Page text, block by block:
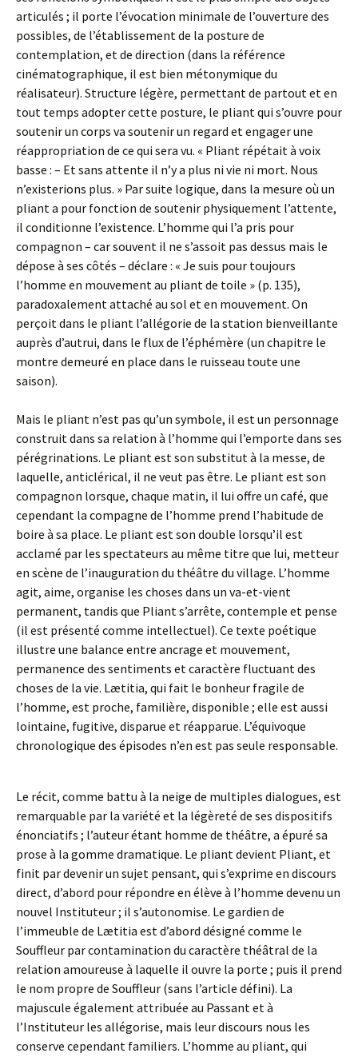
articulés ; il porte l’évocation minimale de l’ouverture des
possibles, de l’établissement de la posture de
contemplation, et de direction (dans la référence
cinématographique, il est bien métonymique du
réalisateur). Structure légère, permettant de partout et en
tout temps adopter cette posture, le pliant qui s’ouvre pour
soutenir un corps va soutenir un regard et engager une
réappropriation de ce qui sera vu. « Pliant répétait à voix
basse : – Et sans attente il n’y a plus ni vie ni mort. Nous
n’existerions plus. » Par suite logique, dans la mesure où un
pliant a pour fonction de soutenir physiquement l’attente,
il conditionne l’existence. L’homme qui l’a pris pour
compagnon – car souvent il ne s’assoit pas dessus mais le
dépose à ses côtés – déclare : « Je suis pour toujours
l’homme en mouvement au pliant de toile » (p. 135),
paradoxalement attaché au sol et en mouvement. On
perçoit dans le pliant l’allégorie de la station bienveillante
auprès d’autrui, dans le flux de l’éphémère (un chapitre le
montre demeuré en place dans le ruisseau toute une
saison).
Mais le pliant n’est pas qu’un symbole, il est un personnage
construit dans sa relation à l’homme qui l’emporte dans ses
pérégrinations. Le pliant est son substitut à la messe, de
laquelle, anticlérical, il ne veut pas être. Le pliant est son
compagnon lorsque, chaque matin, il lui offre un café, que
cependant la compagne de l’homme prend l’habitude de
boire à sa place. Le pliant est son double lorsqu’il est
acclamé par les spectateurs au même titre que lui, metteur
en scène de l’inauguration du théâtre du village. L’homme
agit, aime, organise les choses dans un va-et-vient
permanent, tandis que Pliant s’arrête, contemple et pense
(il est présenté comme intellectuel). Ce texte poétique
illustre une balance entre ancrage et mouvement,
permanence des sentiments et caractère fluctuant des
choses de la vie. Lætitia, qui fait le bonheur fragile de
l’homme, est proche, familière, disponible ; elle est aussi
lointaine, fugitive, disparue et réapparue. L’équivoque
chronologique des épisodes n’en est pas seule responsable.
Le récit, comme battu à la neige de multiples dialogues, est
remarquable par la variété et la légèreté de ses dispositifs
énonciatifs ; l’auteur étant homme de théâtre, a épuré sa
prose à la gomme dramatique. Le pliant devient Pliant, et
finit par devenir un sujet pensant, qui s’exprime en discours
direct, d’abord pour répondre en élève à l’homme devenu un
nouvel Instituteur ; il s’autonomise. Le gardien de
l’immeuble de Lætitia est d’abord désigné comme le
Souffleur par contamination du caractère théâtral de la
relation amoureuse à laquelle il ouvre la porte ; puis il prend
le nom propre de Souffleur (sans l’article défini). La
majuscule également attribuée au Passant et à
l’Instituteur les allégorise, mais leur discours nous les
conserve cependant familiers. L’homme au pliant, qui